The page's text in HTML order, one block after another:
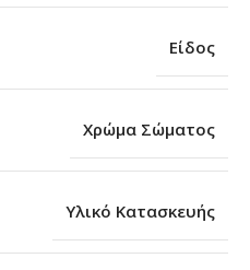
Είδος
Χρώμα Σώματος
Υλικό Κατασκευής